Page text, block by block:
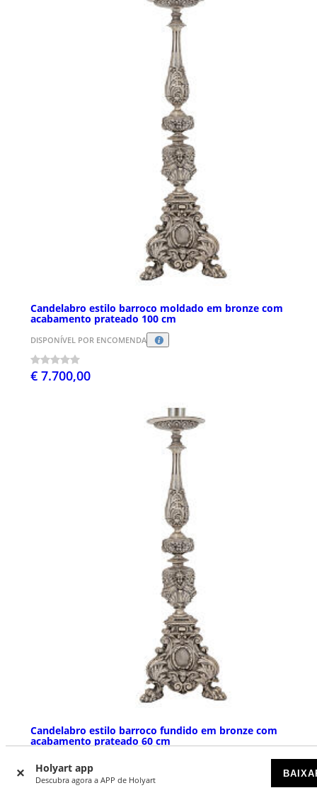
Holyart app
Descubra agora a APP de Holyart
Candelabro estilo barroco moldado em bronze com
acabamento prateado 100 cm
DISPONÍVEL POR ENCOMENDA
€ 7.700,00
Candelabro estilo barroco fundido em bronze com
acabamento prateado 60 cm
DISPONÍVEL POR ENCOMENDA